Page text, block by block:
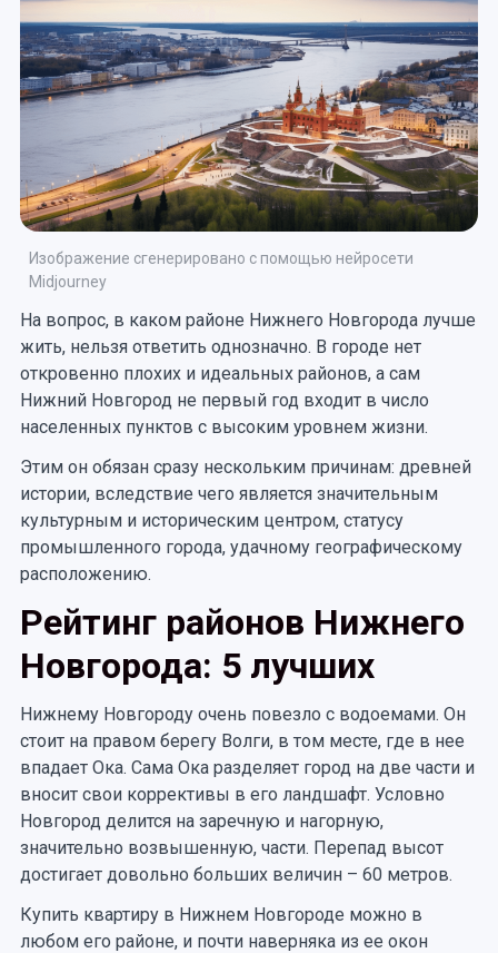
Изображение сгенерировано с помощью нейросети
Midjourney
На вопрос, в каком районе Нижнего Новгорода лучше
жить, нельзя ответить однозначно. В городе нет
откровенно плохих и идеальных районов, а сам
Нижний Новгород не первый год входит в число
населенных пунктов с высоким уровнем жизни.
Этим он обязан сразу нескольким причинам: древней
истории, вследствие чего является значительным
культурным и историческим центром, статусу
промышленного города, удачному географическому
расположению.
Рейтинг районов Нижнего
Новгорода: 5 лучших
Нижнему Новгороду очень повезло с водоемами. Он
стоит на правом берегу Волги, в том месте, где в нее
впадает Ока. Сама Ока разделяет город на две части и
вносит свои коррективы в его ландшафт. Условно
Новгород делится на заречную и нагорную,
значительно возвышенную, части. Перепад высот
достигает довольно больших величин – 60 метров.
Купить квартиру в Нижнем Новгороде можно в
любом его районе, и почти наверняка из ее окон